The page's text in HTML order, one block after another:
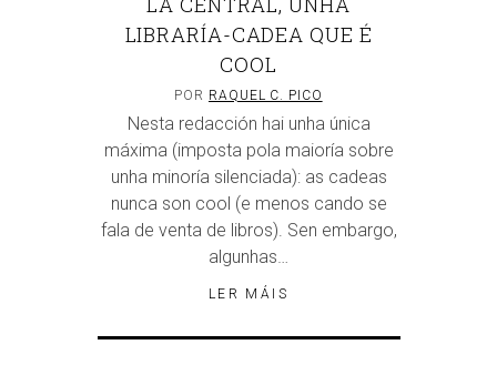
LIBRARÍA-CADEA QUE É
COOL
POR RAQUEL C. PICO
Nesta redacción hai unha única
máxima (imposta pola maioría sobre
unha minoría silenciada): as cadeas
nunca son cool (e menos cando se
fala de venta de libros). Sen embargo,
algunhas…
LER MÁIS